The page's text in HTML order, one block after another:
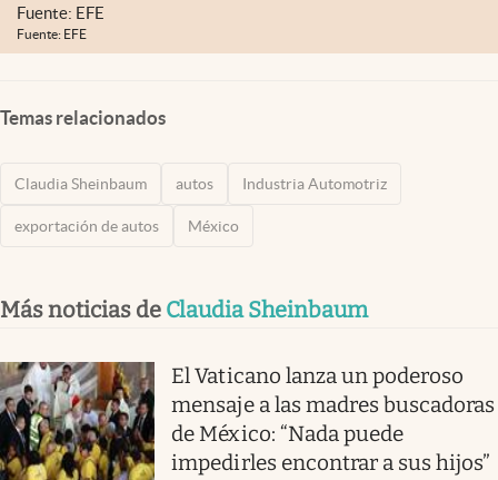
Fuente: EFE
Fuente: EFE
Temas relacionados
Claudia Sheinbaum autos Industria Automotriz
exportación de autos México
Más noticias de Claudia Sheinbaum
El Vaticano lanza un poderoso
mensaje a las madres buscadoras
de México: “Nada puede
impedirles encontrar a sus hijos”